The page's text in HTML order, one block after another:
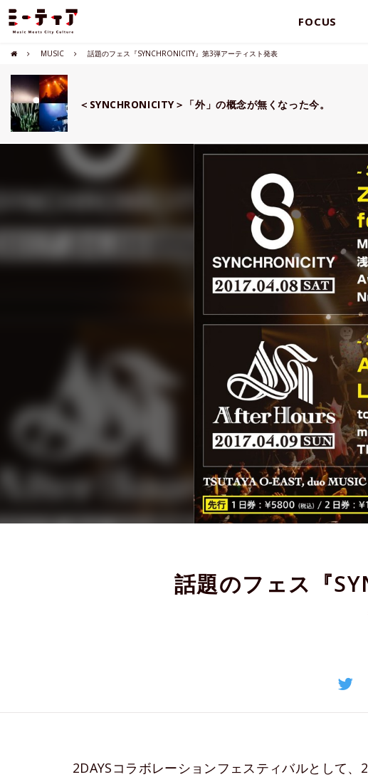
FOCUS
MUSIC 話題のフェス『SYNCHRONICITY』第3弾アーティスト発表
＜SYNCHRONICITY＞「外」の概念が無くなった今。
話題のフェス『
2DAYSコラボレーションフェスティバルとして、